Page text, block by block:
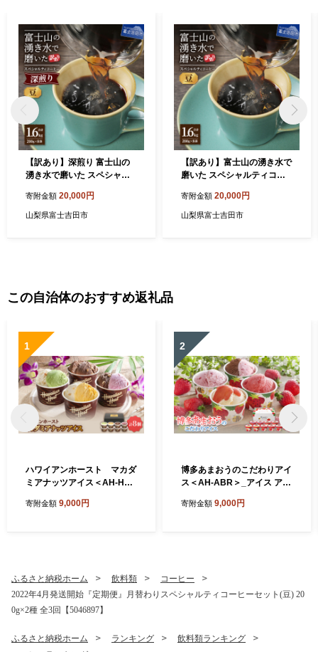
【訳あり】深煎り 富士山の
湧き水で磨いた スペシャル
寄附金額 20,000円
山梨県富士吉田市
【訳あり】富士山の湧き水で
磨いた スペシャルティコー
寄附金額 20,000円
山梨県富士吉田市
この自治体のおすすめ返礼品
1
ハワイアンホースト マカダ
ミアナッツアイス＜AH-HS
イーツ デザート マカダミア
629】
寄附金額 9,000円
2
博多あまおうのこだわりアイ
ス＜AH-ABR＞_アイス アイ
ト 苺 いちご イチゴ あまおう
寄附金額 9,000円
ふるさと納税ホーム 飲料類
コーヒー
2022年4月発送開始『定期便』月替わりスペシャルティコーヒーセット(豆) 20
0g×2種 全3回【5046897】
ふるさと納税ホーム ランキング
飲料類ランキング